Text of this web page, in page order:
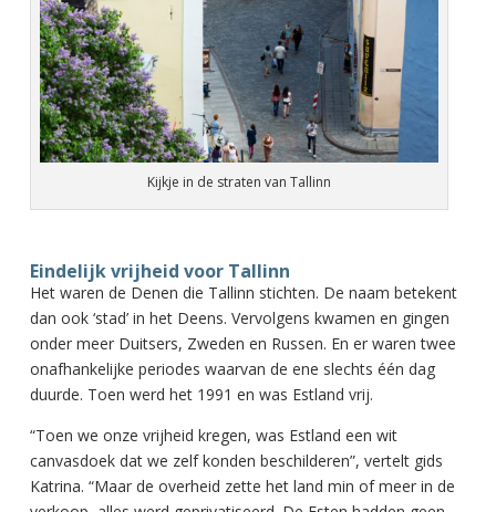
Kijkje in de straten van Tallinn
Eindelijk vrijheid voor Tallinn
Het waren de Denen die Tallinn stichten. De naam betekent
dan ook ‘stad’ in het Deens. Vervolgens kwamen en gingen
onder meer Duitsers, Zweden en Russen. En er waren twee
onafhankelijke periodes waarvan de ene slechts één dag
duurde. Toen werd het 1991 en was Estland vrij.
“Toen we onze vrijheid kregen, was Estland een wit
canvasdoek dat we zelf konden beschilderen”, vertelt gids
Katrina. “Maar de overheid zette het land min of meer in de